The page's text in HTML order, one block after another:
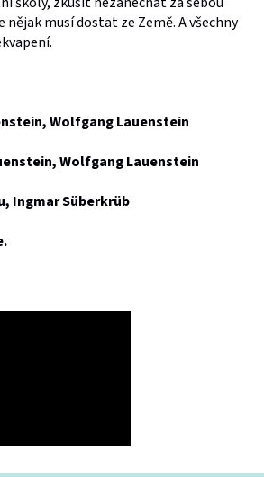
nějak musí dostat ze Země. A všechny
Wolfgang Lauenstein
Wolfgang Lauenstein
Ingmar Süberkrüb